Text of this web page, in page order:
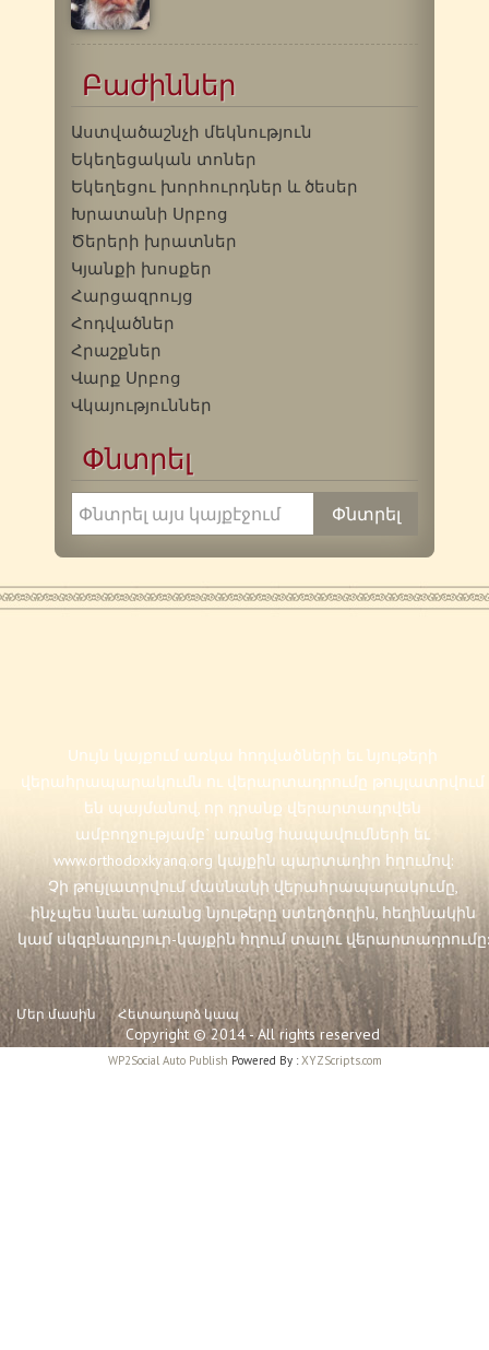
Բաժիններ
Աստվածաշնչի մեկնություն
Եկեղեցական տոներ
Եկեղեցու խորհուրդներ և ծեսեր
Խրատանի Սրբոց
Ծերերի խրատներ
Կյանքի խոսքեր
Հարցազրույց
Հոդվածներ
Հրաշքներ
Վարք Սրբոց
Վկայություններ
Փնտրել
Սույն կայքում առկա հոդվածների եւ նյութերի
վերահրապարակումն ու վերարտադրումը թույլատրվում
են պայմանով, որ դրանք վերարտադրվեն
ամբողջությամբ` առանց հապավումների եւ
www.orthodoxkyanq.org կայքին պարտադիր հղումով:
Չի թույլատրվում մասնակի վերահրապարակումը,
ինչպես նաեւ առանց նյութերը ստեղծողին, հեղինակին
կամ սկզբնաղբյուր-կայքին հղում տալու վերարտադրումը:
Մեր մասին Հետադարձ կապ
Copyright © 2014 - All rights reserved
WP2Social Auto Publish Powered By :XYZScripts.com